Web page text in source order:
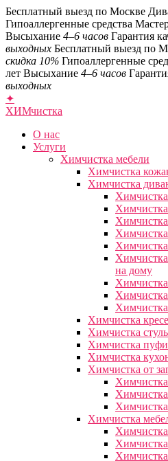
Бесплатный выезд по Москве
Гипоаллергенные средства
Высыхание 4–6 часов Гарантия
выходных Бесплатный выезд по
скидка 10% Гипоаллергенные
лет Высыхание 4–6 часов
выходных
✦
ХИМчистка
О нас
Услуги
Химчистка мебели
Химчистка
Химчистка
на дому
Химчистка
Химчистка
Химчистка
Химчистка
Химчистка от
Химчистка
Химчистка
Химчистка
Химчистка